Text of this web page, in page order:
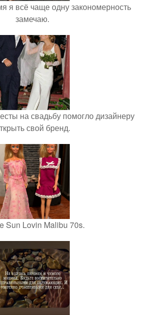
я всё чаще одну закономерность
замечаю.
на свадьбу помогло дизайнеру
свой бренд.
Sun Lovin Malibu 70s.